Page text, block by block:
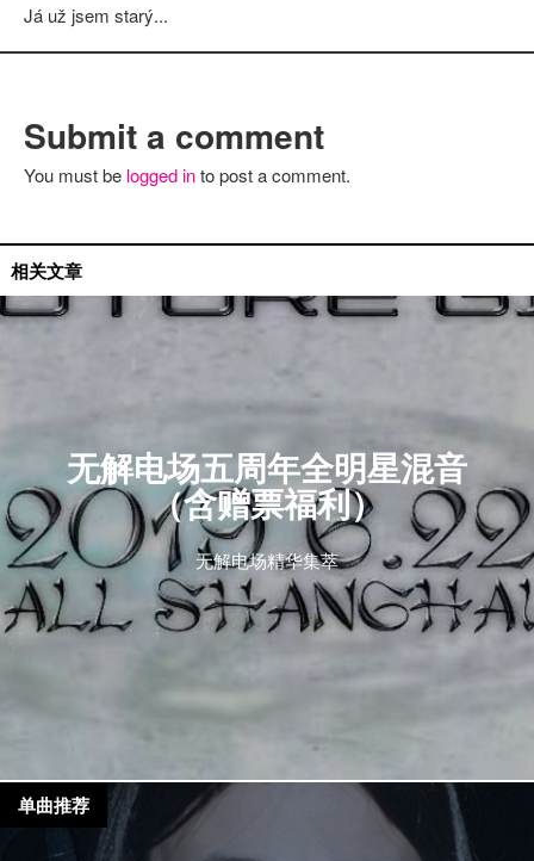
Já už jsem starý...
Submit a comment
You must be logged into post a comment.
相关文章
无解电场五周年全明星混音
（含赠票福利）
无解电场精华集萃
无解电场
单曲推荐